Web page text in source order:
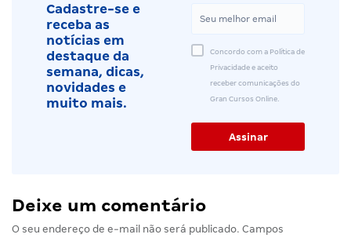
Cadastre-se e
receba as
notícias em
destaque da
semana, dicas,
novidades e
muito mais.
Concordo com a Política de
Privacidade e aceito
receber comunicações do
Gran Cursos Online.
Deixe um comentário
O seu endereço de e-mail não será publicado. Campos